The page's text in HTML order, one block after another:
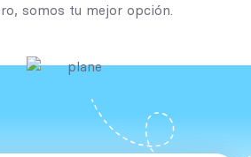
somos tu mejor opción.